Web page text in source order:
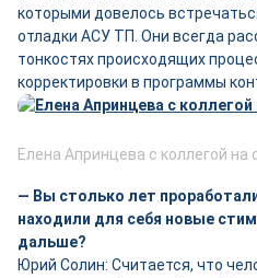
которыми довелось
отладки АСУ ТП. Они всегда
тонкостях происходящих
корректировки в программы
Елена Апринцева с коллегой на
— Вы столько лет
находили для себя новые
дальше?
Юрий Солин: Считается, что